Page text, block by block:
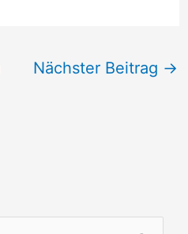
Nächster Beitrag →